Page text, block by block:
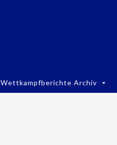
Wettkampfberichte Archiv